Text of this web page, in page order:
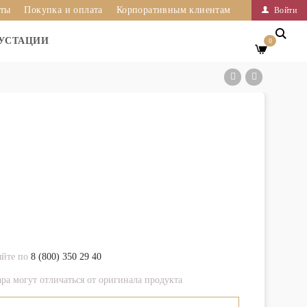
Войти
Покупка и оплата Корпоративным клиентам
0
по 8 (800) 350 29 40
могут отличаться от оригинала продукта